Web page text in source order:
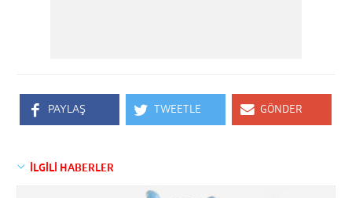
PAYLAŞ TWEETLE GÖNDER
İLGİLİ HABERLER